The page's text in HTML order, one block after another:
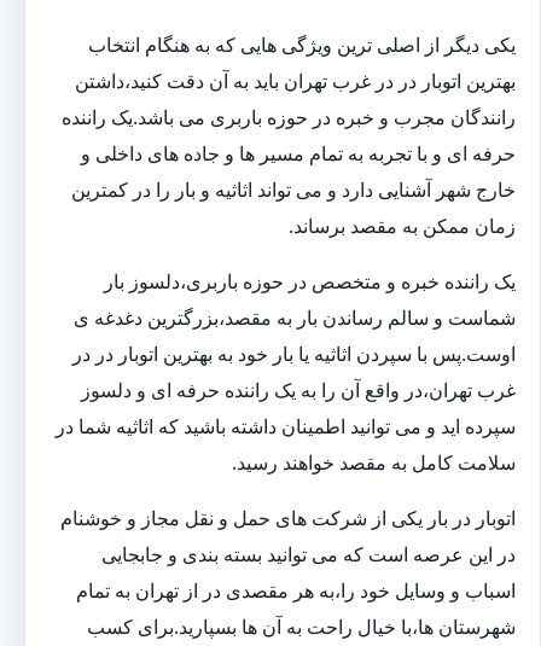
یکی دیگر از اصلی ترین ویژگی هایی که به هنگام انتخاب
بهترین اتوبار در در غرب تهران باید به آن دقت کنید،داشتن
رانندگان مجرب و خبره در حوزه باربری می باشد.یک راننده
حرفه ای و با تجربه به تمام مسیر ها و جاده های داخلی و
خارج شهر آشنایی دارد و می تواند اثاثیه و بار را در کمترین
زمان ممکن به مقصد برساند.
یک راننده خبره و متخصص در حوزه باربری،دلسوز بار
شماست و سالم رساندن بار به مقصد،بزرگترین دغدغه ی
اوست.پس با سپردن اثاثیه یا بار خود به بهترین اتوبار در در
غرب تهران،در واقع آن را به یک راننده حرفه ای و دلسوز
سپرده اید و می توانید اطمینان داشته باشید که اثاثیه شما در
سلامت کامل به مقصد خواهند رسید.
اتوبار در بار یکی از شرکت های حمل و نقل مجاز و خوشنام
در این عرصه است که می توانید بسته بندی و جابجایی
اسباب و وسایل خود را،به هر مقصدی در از تهران به تمام
شهرستان ها،با خیال راحت به آن ها بسپارید.برای کسب